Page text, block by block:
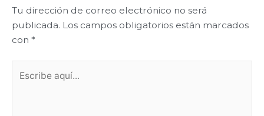
Tu dirección de correo electrónico no será
publicada. Los campos obligatorios están marcados
con *
aquí...